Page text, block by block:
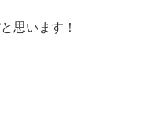
思います！